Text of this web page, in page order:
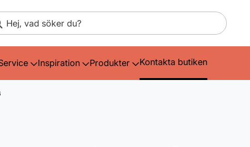
Inspiration Produkter Kontakta butiken